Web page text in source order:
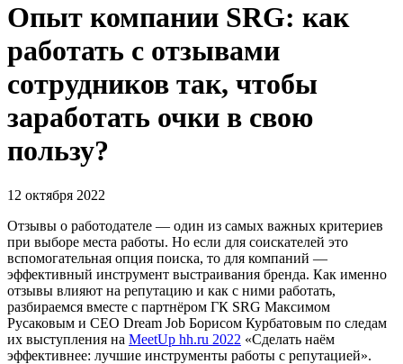
Опыт компании SRG: как
работать с отзывами
сотрудников так, чтобы
заработать очки в свою
пользу?
12 октября 2022
Отзывы о работодателе — один из самых важных критериев
при выборе места работы. Но если для соискателей это
вспомогательная опция поиска, то для компаний —
эффективный инструмент выстраивания бренда. Как именно
отзывы влияют на репутацию и как с ними работать,
разбираемся вместе с партнёром ГК SRG Максимом
Русаковым и CEO Dream Job Борисом Курбатовым по следам
их выступления на MeetUp hh.ru 2022 «Сделать наём
эффективнее: лучшие инструменты работы с репутацией».